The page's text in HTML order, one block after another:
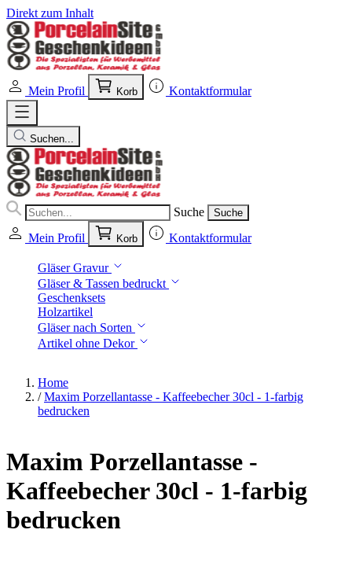
Direkt zum Inhalt
Mein Profil Korb Kontaktformular
Suchen...
Suche Suche
Mein Profil Korb Kontaktformular
Gläser Gravur
Gläser & Tassen bedruckt
Geschenksets
Holzartikel
Gläser nach Sorten
Artikel ohne Dekor
Home
/ Maxim Porzellantasse - Kaffeebecher 30cl - 1-farbig
bedrucken
Maxim Porzellantasse -
Kaffeebecher 30cl - 1-farbig
bedrucken